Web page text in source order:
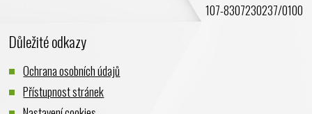
Srpen 2023
Červen 2023
Květen 2023
107-8307230237/0100
Důležité odkazy
Ochrana osobních údajů
Přístupnost stránek